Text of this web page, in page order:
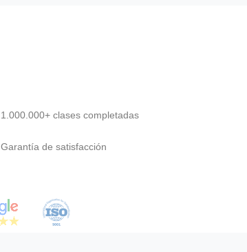
1.000.000+ clases completadas
Garantía de satisfacción